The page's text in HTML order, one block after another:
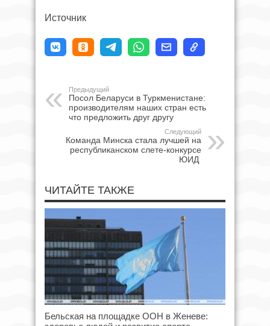
Источник
Предыдущий
Посол Беларуси в Туркменистане:
производителям наших стран есть
что предложить друг другу
Следующий
Команда Минска стала лучшей на
республиканском слете-конкурсе
ЮИД
ЧИТАЙТЕ ТАКЖЕ
Бельская на площадке ООН в Женеве: